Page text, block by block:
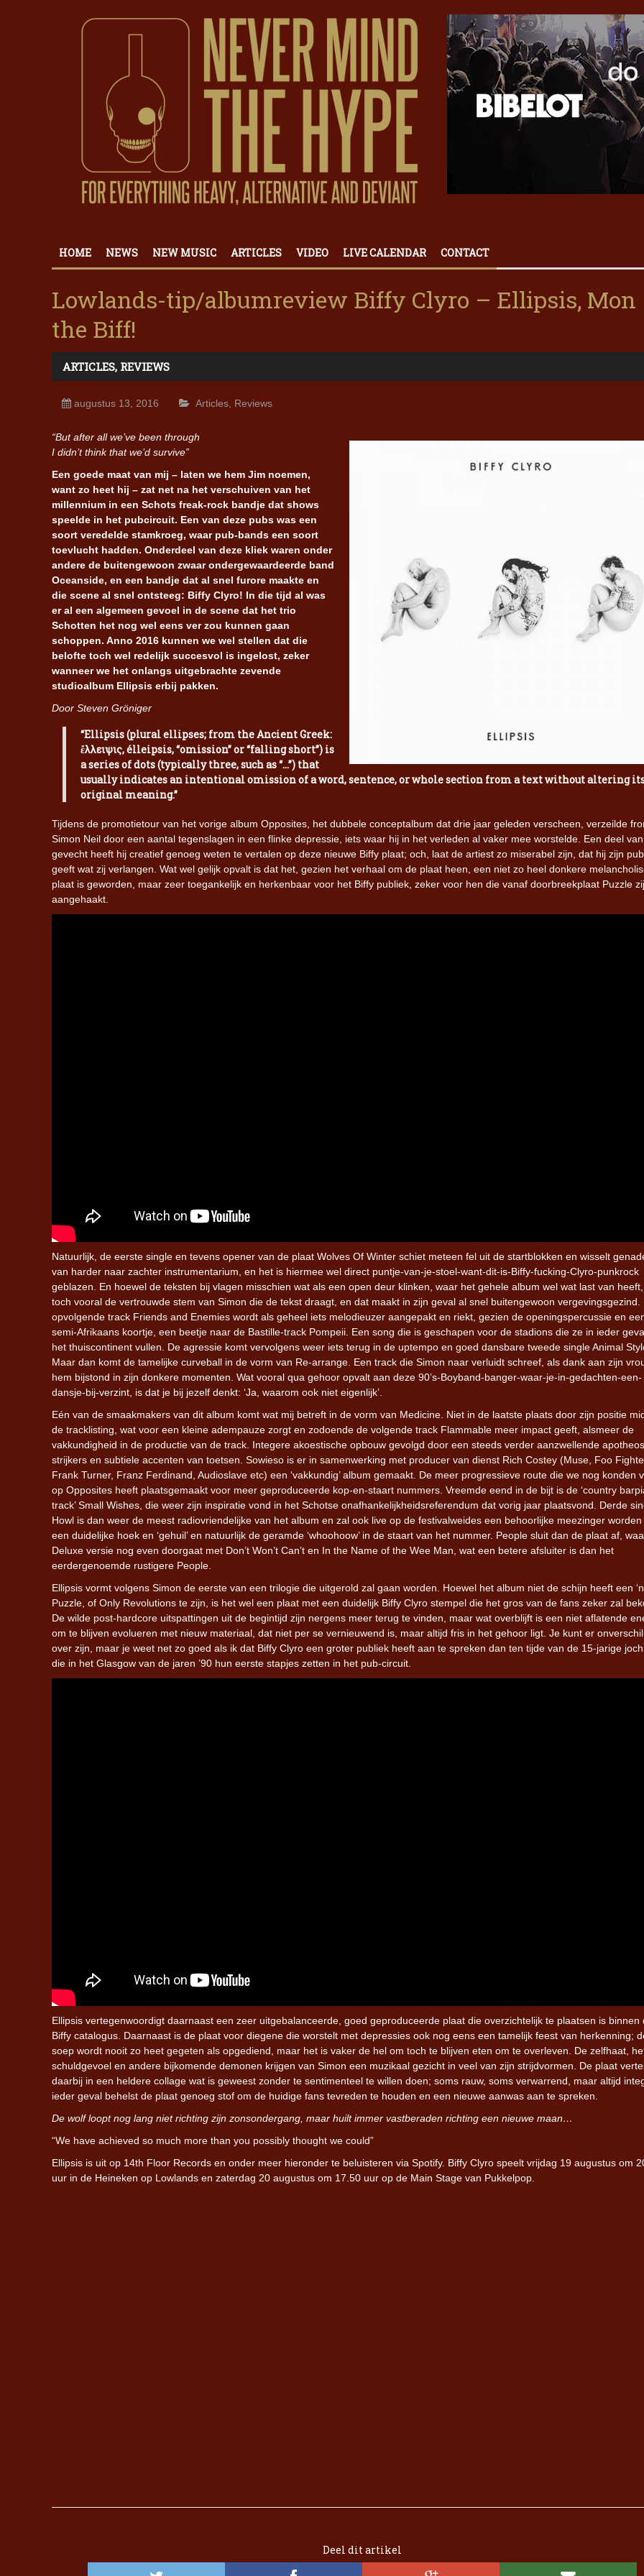
HOME NEWS NEW MUSIC ARTICLES VIDEO LIVE CALENDAR CONTACT
Lowlands-tip/albumreview Biffy Clyro – Ellipsis, Mon
the Biff!
ARTICLES, REVIEWS
augustus 13, 2016 Articles Reviews
“But after all we’ve been through
I didn’t think that we’d survive”
Een goede maat van mij – laten we hem Jim noemen,
want zo heet hij – zat net na het verschuiven van het
millennium in een Schots freak-rock bandje dat shows
speelde in het pubcircuit. Een van deze pubs was een
soort veredelde stamkroeg, waar pub-bands een soort
toevlucht hadden. Onderdeel van deze kliek waren onder
andere de buitengewoon zwaar ondergewaardeerde band
Oceanside, en een bandje dat al snel furore maakte en
die scene al snel ontsteeg: Biffy Clyro! In die tijd al was
er al een algemeen gevoel in de scene dat het trio
Schotten het nog wel eens ver zou kunnen gaan
schoppen. Anno 2016 kunnen we wel stellen dat die
belofte toch wel redelijk succesvol is ingelost, zeker
wanneer we het onlangs uitgebrachte zevende
studioalbum Ellipsis erbij pakken.
Door Steven Gröniger
“Ellipsis (plural ellipses; from the Ancient Greek:
ἔλλειψις, élleipsis, “omission” or “falling short”) is
a series of dots (typically three, such as “…”) that
usually indicates an intentional omission of a word, sentence, or whole section from a text without altering
original meaning.”
Tijdens de promotietour van het vorige album Opposites, het dubbele conceptalbum dat drie jaar geleden verscheen, verzeilde
Simon Neil door een aantal tegenslagen in een flinke depressie, iets waar hij in het verleden al vaker mee worstelde. Een deel
gevecht heeft hij creatief genoeg weten te vertalen op deze nieuwe Biffy plaat; och, laat de artiest zo miserabel zijn, dat hij zijn
geeft wat zij verlangen. Wat wel gelijk opvalt is dat het, gezien het verhaal om de plaat heen, een niet zo heel donkere
plaat is geworden, maar zeer toegankelijk en herkenbaar voor het Biffy publiek, zeker voor hen die vanaf doorbreekplaat Puzzle
aangehaakt.
Natuurlijk, de eerste single en tevens opener van de plaat Wolves Of Winter schiet meteen fel uit de startblokken en wisselt
van harder naar zachter instrumentarium, en het is hiermee wel direct puntje-van-je-stoel-want-dit-is-Biffy-fucking-Clyro-punkrock
geblazen. En hoewel de teksten bij vlagen misschien wat als een open deur klinken, waar het gehele album wel wat last van
toch vooral de vertrouwde stem van Simon die de tekst draagt, en dat maakt in zijn geval al snel buitengewoon vergevingsgezind.
opvolgende track Friends and Enemies wordt als geheel iets melodieuzer aangepakt en riekt, gezien de openingspercussie en
semi-Afrikaans koortje, een beetje naar de Bastille-track Pompeii. Een song die is geschapen voor de stadions die ze in ieder
het thuiscontinent vullen. De agressie komt vervolgens weer iets terug in de uptempo en goed dansbare tweede single Animal
Maar dan komt de tamelijke curveball in de vorm van Re-arrange. Een track die Simon naar verluidt schreef, als dank aan zijn
hem bijstond in zijn donkere momenten. Wat vooral qua gehoor opvalt aan deze 90’s-Boyband-banger-waar-je-in-gedachten-een-
dansje-bij-verzint, is dat je bij jezelf denkt: ‘Ja, waarom ook niet eigenlijk’.
Eén van de smaakmakers van dit album komt wat mij betreft in de vorm van Medicine. Niet in de laatste plaats door zijn positie
de tracklisting, wat voor een kleine adempauze zorgt en zodoende de volgende track Flammable meer impact geeft, alsmeer de
vakkundigheid in de productie van de track. Integere akoestische opbouw gevolgd door een steeds verder aanzwellende
strijkers en subtiele accenten van toetsen. Sowieso is er in samenwerking met producer van dienst Rich Costey (Muse, Foo
Frank Turner, Franz Ferdinand, Audioslave etc) een ‘vakkundig’ album gemaakt. De meer progressieve route die we nog konden
op Opposites heeft plaatsgemaakt voor meer geproduceerde kop-en-staart nummers. Vreemde eend in de bijt is de ‘country
track’ Small Wishes, die weer zijn inspiratie vond in het Schotse onafhankelijkheidsreferendum dat vorig jaar plaatsvond. Derde
Howl is dan weer de meest radiovriendelijke van het album en zal ook live op de festivalweides een behoorlijke meezinger
een duidelijke hoek en ‘gehuil’ en natuurlijk de geramde ‘whoohoow’ in de staart van het nummer. People sluit dan de plaat af,
Deluxe versie nog even doorgaat met Don’t Won’t Can’t en In the Name of the Wee Man, wat een betere afsluiter is dan het
eerdergenoemde rustigere People.
Ellipsis vormt volgens Simon de eerste van een trilogie die uitgerold zal gaan worden. Hoewel het album niet de schijn heeft een
Puzzle, of Only Revolutions te zijn, is het wel een plaat met een duidelijk Biffy Clyro stempel die het gros van de fans zeker zal
De wilde post-hardcore uitspattingen uit de begintijd zijn nergens meer terug te vinden, maar wat overblijft is een niet aflatende
om te blijven evolueren met nieuw materiaal, dat niet per se vernieuwend is, maar altijd fris in het gehoor ligt. Je kunt er
over zijn, maar je weet net zo goed als ik dat Biffy Clyro een groter publiek heeft aan te spreken dan ten tijde van de 15-jarige
die in het Glasgow van de jaren ’90 hun eerste stapjes zetten in het pub-circuit.
Ellipsis vertegenwoordigt daarnaast een zeer uitgebalanceerde, goed geproduceerde plaat die overzichtelijk te plaatsen is binnen
Biffy catalogus. Daarnaast is de plaat voor diegene die worstelt met depressies ook nog eens een tamelijk feest van herkenning;
soep wordt nooit zo heet gegeten als opgediend, maar het is vaker de hel om toch te blijven eten om te overleven. De zelfhaat,
schuldgevoel en andere bijkomende demonen krijgen van Simon een muzikaal gezicht in veel van zijn strijdvormen. De plaat
daarbij in een heldere collage wat is geweest zonder te sentimenteel te willen doen; soms rauw, soms verwarrend, maar altijd
ieder geval behelst de plaat genoeg stof om de huidige fans tevreden te houden en een nieuwe aanwas aan te spreken.
De wolf loopt nog lang niet richting zijn zonsondergang, maar huilt immer vastberaden richting een nieuwe maan…
“We have achieved so much more than you possibly thought we could”
Ellipsis is uit op 14th Floor Records en onder meer hieronder te beluisteren via Spotify. Biffy Clyro speelt vrijdag 19 augustus om
uur in de Heineken op Lowlands en zaterdag 20 augustus om 17.50 uur op de Main Stage van Pukkelpop.
Deel dit artikel